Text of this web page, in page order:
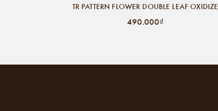
TR PATTERN FLOWER DOUBLE LEAF OXIDIZE
490.000₫